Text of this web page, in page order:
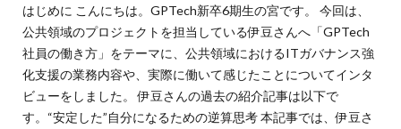
はじめに こんにちは。GPTech新卒6期生の宮です。 今回は、
公共領域のプロジェクトを担当している伊豆さんへ「GPTech
社員の働き方」をテーマに、公共領域におけるITガバナンス強
化支援の業務内容や、実際に働いて感じたことについてインタ
ビューをしました。 伊豆さんの過去の紹介記事は以下で
す。“安定した”自分になるための逆算思考 本記事では、伊豆さ